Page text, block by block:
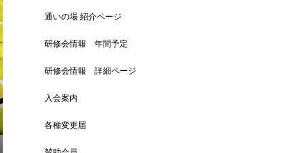
通いの場 紹介ページ
研修会情報 年間予定
研修会情報 詳細ページ
入会案内
各種変更届